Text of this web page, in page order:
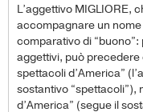
L’aggettivo MIGLIORE,
accompagnare un
comparativo di
aggettivi, può precedere
spettacoli d’America”
sostantivo “spettacoli”),
d’America” (segue il